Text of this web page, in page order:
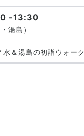
-13:30
湯島）
水＆湯島の初詣ウォーク